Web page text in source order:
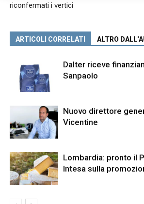
riconfermati i vertici
ARTICOLI CORRELATI ALTRO
Dalter riceve
Sanpaolo
Nuovo direttore
Vicentine
Lombardia: pronto il
Intesa sulla